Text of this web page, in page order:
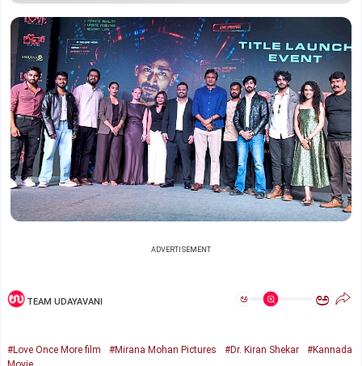
ADVERTISEMENT
TEAM UDAYAVANI ಅ ಅ
#Love Once More film #Mirana Mohan Pictures #Dr. Kiran Shekar
#Kannada